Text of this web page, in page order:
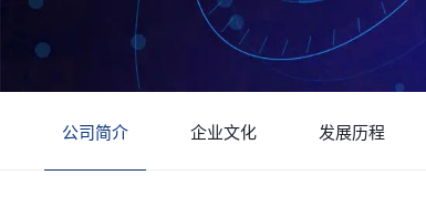
公司简介 企业文化 发展历程